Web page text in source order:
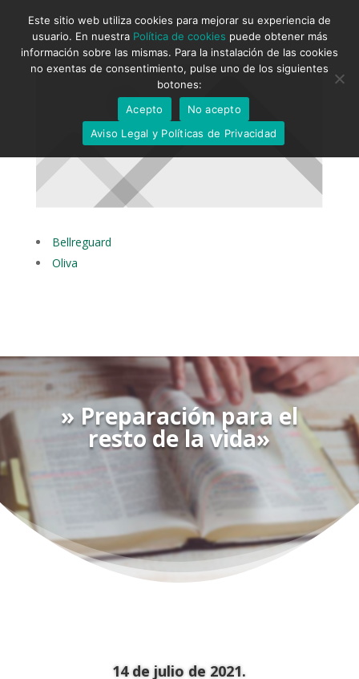
Bellreguard
Oliva
» Preparación para el
resto de la vida»
14 de julio de 2021.
Este sitio web utiliza cookies para mejorar su experiencia de
usuario. En nuestra Política de cookies puede obtener más
información sobre las mismas. Para la instalación de las cookies
no exentas de consentimiento, pulse uno de los siguientes
botones:
Acepto
No acepto
Aviso Legal y Políticas de Privacidad